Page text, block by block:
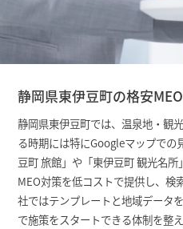
静岡県東伊豆町の格安
静岡県東伊豆町では、温泉地・観
る時期には特にGoogleマップでの
豆町 旅館」や「東伊豆町 観光名
MEO対策を低コストで提供し、検
社ではテンプレートと地域データ
で施策をスタートできる体制を整